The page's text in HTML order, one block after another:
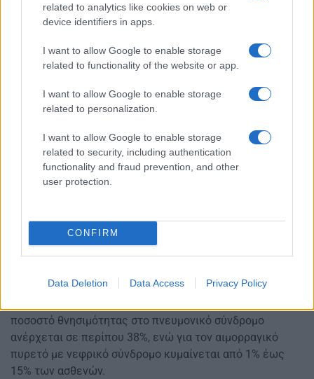
related to analytics like cookies on web or
device identifiers in apps.
I want to allow Google to enable storage
related to functionality of the website or app.
I want to allow Google to enable storage
related to personalization.
I want to allow Google to enable storage
related to security, including authentication
functionality and fraud prevention, and other
user protection.
CONFIRM
Data Deletion Data Access Privacy Policy
Τα ποσοστά θνησιμότητας ποικίλλουν ανάλογα με τον
ποσοστό θνησιμότητας στο πνευμονικό σύνδρομο
ανέρχεται σε περίπου 38%, ενώ για τον αιμορραγικό
πυρετό με νεφρικό σύνδρομο κυμαίνεται από 1% έως
15% των ασθενών.